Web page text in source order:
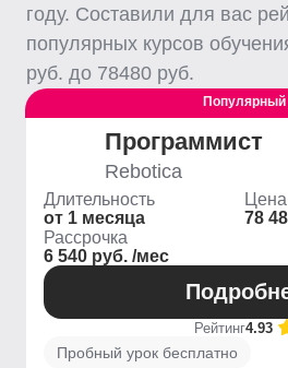
году. Составили для вас
популярных курсов
руб. до 78480 руб.
Популярный
Программист
Rebotica
Длительность
от 1 месяца
Цена
78
Рассрочка
6 540 руб. /мес
Рейтинг4.93
Пробный урок бесплатно